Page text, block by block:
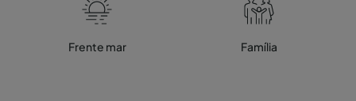
Frente mar Família